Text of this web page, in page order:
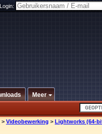
Login:
Meer
> Videobewerking > Lightworks (64-